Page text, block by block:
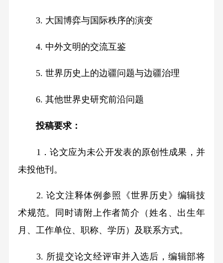
3. 大国博弈与国际秩序的演变
4. 中外文明的交流互鉴
5. 世界历史上的边疆问题与边疆治理
6. 其他世界史研究前沿问题
投稿要求：
1．论文应为未公开发表的原创性成果，并
未投他刊。
2. 论文注释体例参照《世界历史》编辑技
术规范。同时请附上作者简介（姓名、出生年
月、工作单位、职称、学历）及联系方式。
3. 所提交论文经评审并入选后，编辑部将